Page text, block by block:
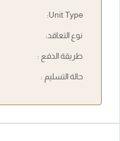
Unit Type:
نوع التعاقد:
طريقة الدفع :
حالة التسليم :